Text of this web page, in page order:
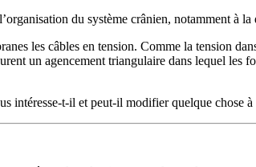
du système crânien, notamment à
les câbles en tension. Comme la tension
un agencement triangulaire dans lequel les
intéresse-t-il et peut-il modifier quelque chose